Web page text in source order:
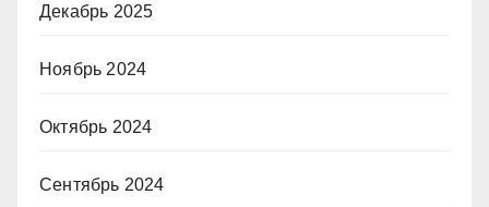
Декабрь 2025
Ноябрь 2024
Октябрь 2024
Сентябрь 2024